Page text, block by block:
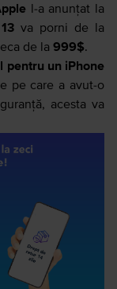
l-a anunțat la
13va porni de la
de la 999$.
pentru un iPhone
pe care a avut-o
acesta va